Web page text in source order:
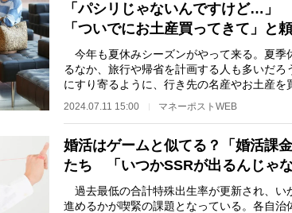
「パシリじゃないんですけど…」
「ついでにお土産買ってきて」と
今年も夏休みシーズンがやって来る。夏季
るなか、旅行や帰省を計画する人も多いだろ
にすり寄るように、行き先の名産やお土産を
2024.07.11 15:00 マネーポストWEB
婚活はゲームと似てる？「婚活課
たち 「いつかSSRが出るんじゃ
過去最低の合計特殊出生率が更新され、い
進めるかが喫緊の課題となっている。各自治